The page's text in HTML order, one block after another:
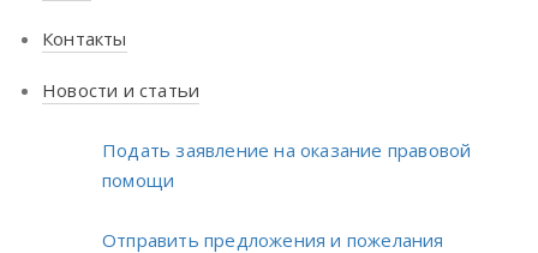
Контакты
Новости и статьи
Подать заявление на оказание правовой
помощи
Отправить предложения и пожелания